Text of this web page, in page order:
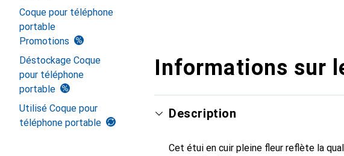
Coque pour téléphone
portable
Promotions
Déstockage Coque
pour téléphone
portable
Utilisé Coque pour
téléphone portable
Informations sur
Description
Cet étui en cuir pleine fleur reflète la